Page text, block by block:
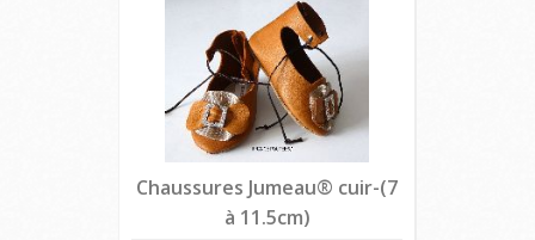
Chaussures Jumeau® cuir-(7
à 11.5cm)